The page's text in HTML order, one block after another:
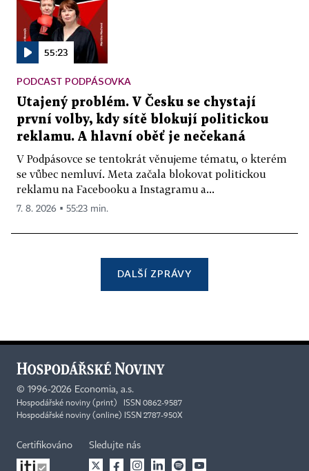
55:23
PODCAST PODPÁSOVKA
Utajený problém. V Česku se chystají
první volby, kdy sítě blokují politickou
reklamu. A hlavní oběť je nečekaná
V Podpásovce se tentokrát věnujeme tématu, o kterém
se vůbec nemluví. Meta začala blokovat politickou
reklamu na Facebooku a Instagramu a...
7. 8. 2026 ▪ 55:23 min.
DALŠÍ ZPRÁVY
© 1996-2026 Economia, a.s.
Hospodářské noviny (print) ISSN 0862-9587
Hospodářské noviny (online) ISSN 2787-950X
Certifikováno Sledujte nás